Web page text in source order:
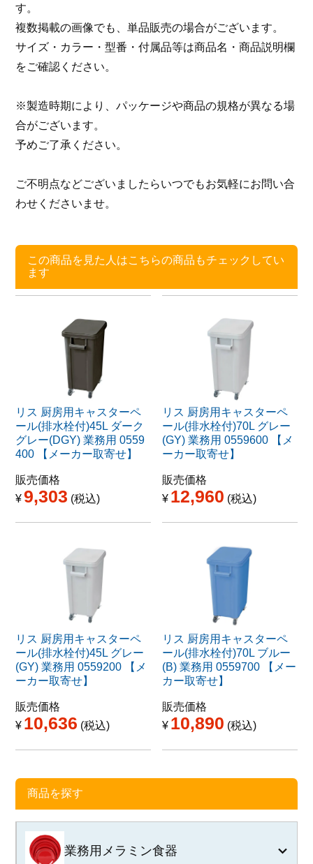
す。
複数掲載の画像でも、単品販売の場合がございます。
サイズ・カラー・型番・付属品等は商品名・商品説明欄
をご確認ください。
※製造時期により、パッケージや商品の規格が異なる場
合がございます。
予めご了承ください。
ご不明点などございましたらいつでもお気軽にお問い合
わせくださいませ。
この商品を見た人はこちらの商品もチェックしてい
ます
リス 厨房用キャスターペ
ール(排水栓付)45L ダーク
グレー(DGY) 業務用 0559
400 【メーカー取寄せ】
販売価格
¥9,303 税込
リス 厨房用キャスターペ
ール(排水栓付)70L グレー
(GY) 業務用 0559600 【メ
ーカー取寄せ】
販売価格
¥ 12,960 税込
リス 厨房用キャスターペ
ール(排水栓付)45L グレー
(GY) 業務用 0559200 【メ
ーカー取寄せ】
販売価格
¥ 10,636 税込
リス 厨房用キャスターペ
ール(排水栓付)70L ブルー
(B) 業務用 0559700 【メー
カー取寄せ】
販売価格
¥ 10,890 税込
商品を探す
業務用メラミン食器